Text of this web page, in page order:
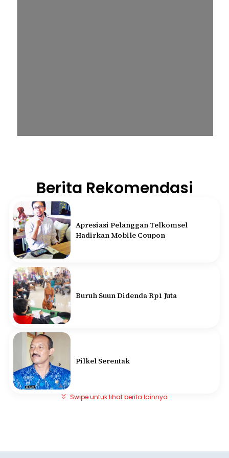
Berita Rekomendasi
Apresiasi Pelanggan Telkomsel
Hadirkan Mobile Coupon
Buruh Suun Didenda Rp1 Juta
Pilkel Serentak
Swipe untuk lihat berita lainnya